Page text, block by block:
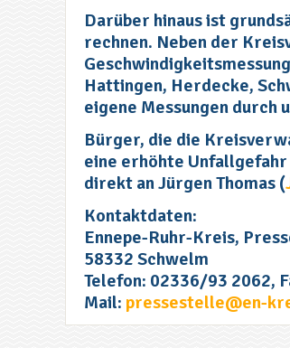
Darüber hinaus ist
rechnen. Neben der
Hattingen, Herdecke,
eigene Messungen durch
Bürger, die die
eine erhöhte
direkt an Jürgen Thomas (
Kontaktdaten:
Ennepe-Ruhr-Kreis,
58332 Schwelm
Telefon: 02336/93 2062,
Mail: pressestelle@en-